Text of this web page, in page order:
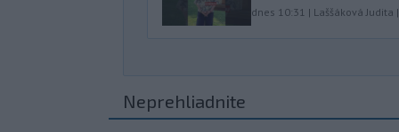
dnes 10:31 | Laššáková Judita |
Neprehliadnite